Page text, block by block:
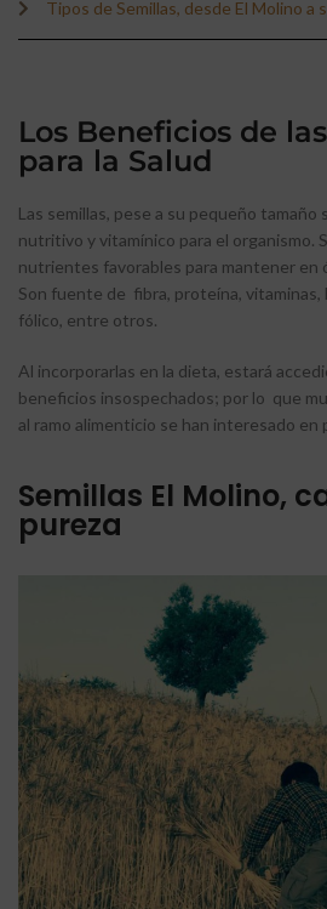
Tipos de Semillas, desde El Molino a
Los Beneficios de
para la Salud
Las semillas, pese a su pequeño
nutritivo y vitamínico para el organismo.
nutrientes favorables para mantener en
Son fuente de fibra, proteína, vitaminas,
fólico, entre otros.
Al incorporarlas en la dieta, estará
beneficios insospechados; por lo que
al ramo alimenticio se han interesado en
Semillas El Molino,
pureza